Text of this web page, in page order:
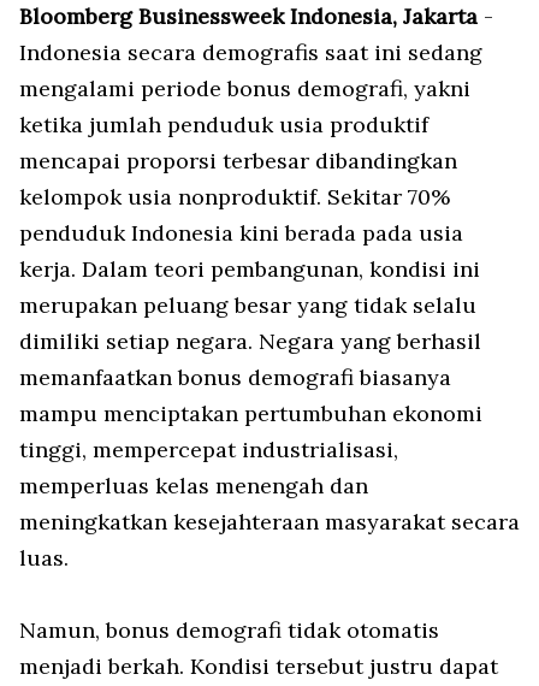
Bloomberg Businessweek Indonesia, Jakarta -
Indonesia secara demografis saat ini sedang
mengalami periode bonus demografi, yakni
ketika jumlah penduduk usia produktif
mencapai proporsi terbesar dibandingkan
kelompok usia nonproduktif. Sekitar 70%
penduduk Indonesia kini berada pada usia
kerja. Dalam teori pembangunan, kondisi ini
merupakan peluang besar yang tidak selalu
dimiliki setiap negara. Negara yang berhasil
memanfaatkan bonus demografi biasanya
mampu menciptakan pertumbuhan ekonomi
tinggi, mempercepat industrialisasi,
memperluas kelas menengah dan
meningkatkan kesejahteraan masyarakat secara
luas.
Namun, bonus demografi tidak otomatis
menjadi berkah. Kondisi tersebut justru dapat